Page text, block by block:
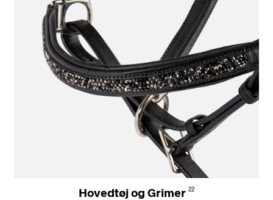
Hovedtøj og Grimer 22